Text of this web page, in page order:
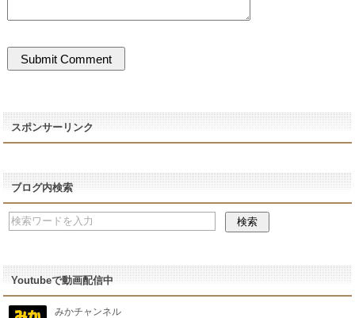
スポンサーリンク
ブログ内検索
Youtubeで動画配信中